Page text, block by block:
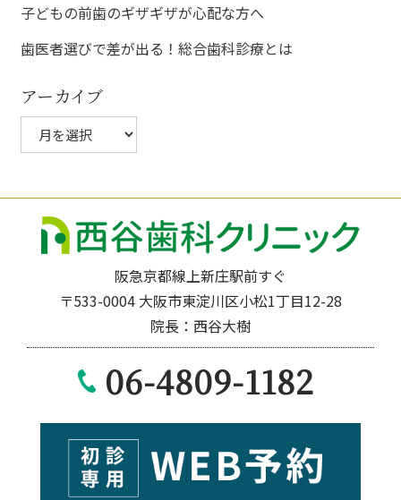
ン
子どもの前歯のギザギザが心配な方へ
歯医者選びで差が出る！総合歯科診療とは
アーカイブ
ー
阪急京都線上新庄駅前すぐ
〒533-0004 大阪市東淀川区小松1丁目12-28
院長：西谷大樹
06-4809-1182